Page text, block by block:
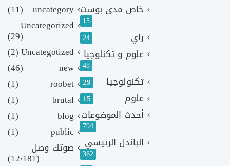
خاص مدى بوست
15
رأي 24
علوم و تكنلوجيا
48
تكنولوجيا 29
علوم 15
أحدث الموضوعات
794
الباندل الرئيسي
362
uncategory
(11)
Uncategorized
(29)
Uncategotized
(2)
new
(46)
roobet
(1)
brutal
(1)
blog
(1)
public
(1)
صوتك وصل
(12٬181)